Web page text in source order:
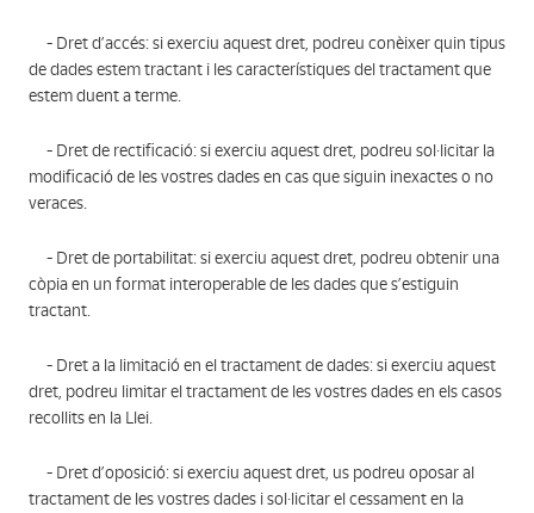
- Dret d’accés: si exerciu aquest dret, podreu conèixer quin tipus
de dades estem tractant i les característiques del tractament que
estem duent a terme.
- Dret de rectificació: si exerciu aquest dret, podreu sol·licitar la
modificació de les vostres dades en cas que siguin inexactes o no
veraces.
- Dret de portabilitat: si exerciu aquest dret, podreu obtenir una
còpia en un format interoperable de les dades que s’estiguin
tractant.
- Dret a la limitació en el tractament de dades: si exerciu aquest
dret, podreu limitar el tractament de les vostres dades en els casos
recollits en la Llei.
- Dret d’oposició: si exerciu aquest dret, us podreu oposar al
tractament de les vostres dades i sol·licitar el cessament en la